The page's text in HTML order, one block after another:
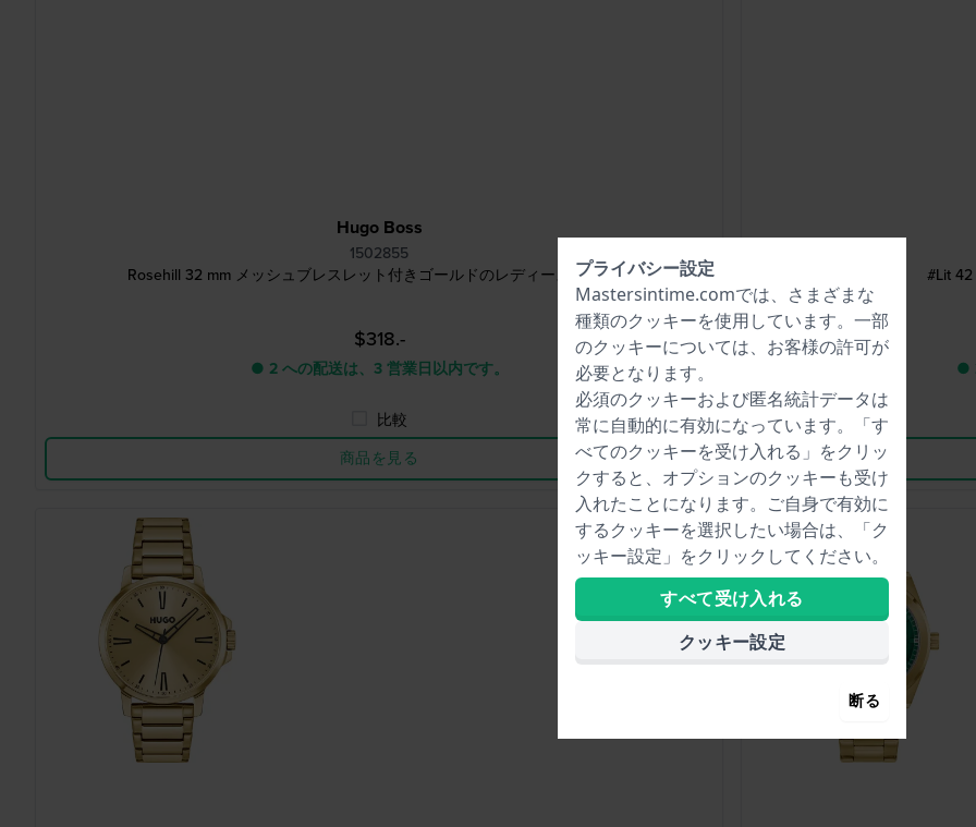
Hugo Boss
1502855
Rosehill 32 mm メッシュブレスレット付きゴールドのレディースウォッチ
$318.-
● 2 への配送は、3 営業日以内です。
比較
商品を見る
#Lit
●
プライバシー設定
Mastersintime.comでは、さまざまな
種類のクッキーを使用しています。一部
のクッキーについては、お客様の許可が
必要となります。
必須のクッキーおよび匿名統計データは
常に自動的に有効になっています。「す
べてのクッキーを受け入れる」をクリッ
クすると、オプションのクッキーも受け
入れたことになります。ご自身で有効に
するクッキーを選択したい場合は、「ク
ッキー設定」をクリックしてください。
すべて受け入れる
クッキー設定
断る